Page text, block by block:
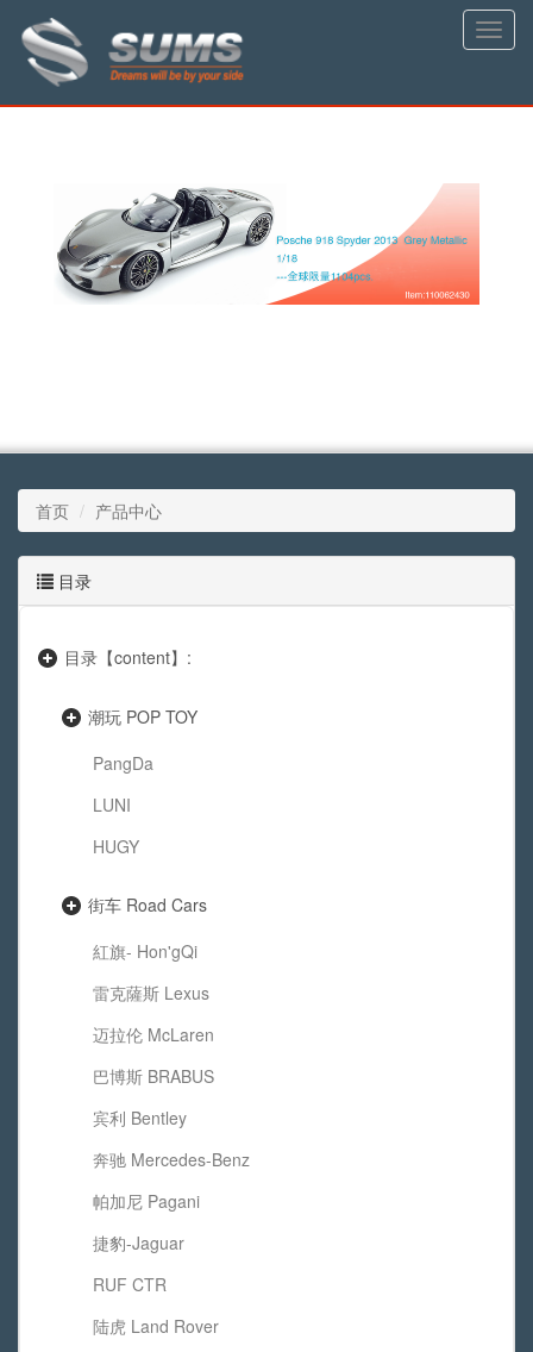
Toggle
首页 产品中心
目录
目录【content】:
潮玩 POP TOY
PangDa
LUNI
HUGY
街车 Road Cars
紅旗- Hon'gQi
雷克薩斯 Lexus
迈拉伦 McLaren
巴博斯 BRABUS
宾利 Bentley
奔驰 Mercedes-Benz
帕加尼 Pagani
捷豹-Jaguar
RUF CTR
陆虎 Land Rover